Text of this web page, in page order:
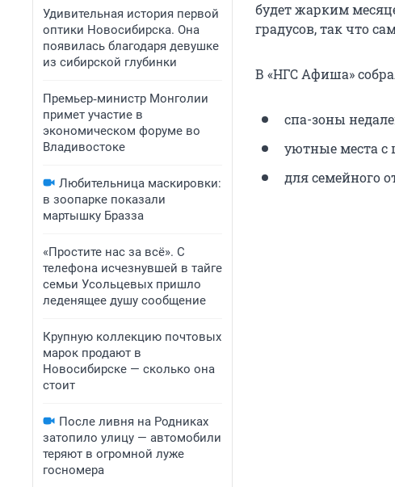
Удивительная история первой
оптики Новосибирска. Она
появилась благодаря девушке
из сибирской глубинки
Премьер‑министр Монголии
примет участие в
экономическом форуме во
Владивостоке
Любительница маскировки:
в зоопарке показали
мартышку Бразза
«Простите нас за всё». С
телефона исчезнувшей в тайге
семьи Усольцевых пришло
леденящее душу сообщение
Крупную коллекцию почтовых
марок продают в
Новосибирске — сколько она
стоит
После ливня на Родниках
затопило улицу — автомобили
теряют в огромной луже
госномера
будет жарким
градусов, так что
В «НГС Афиша»
спа-зоны
уютные места
для семейного